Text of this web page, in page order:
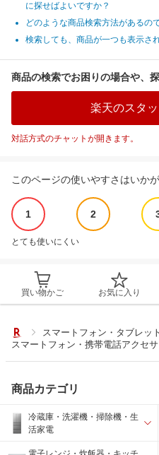
に探せばよいですか？
どのような商品検索方法があるの
検索しても、商品が一つも表示さ
商品の検索でお困りの場合や、
楽天のスタ
対話方式のチャットが開きます。
このページの使いやすさはいか
1 2
とても使いにくい
買い物かご お気に入り
スマートフォン・タブレット
スマートフォン・携帯電話アクセ
商品カテゴリ
冷蔵庫・洗濯機・掃除機・生
活家電